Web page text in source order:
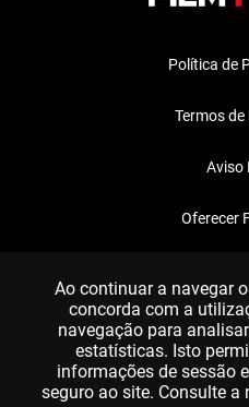
Política de
Termos
Aviso
Oferecer
Ao continuar a navegar
concorda com a
navegação para
estatísticas. Isto
informações de sessão
seguro ao site. Consulte a